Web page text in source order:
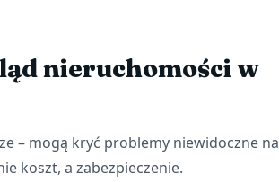
nieruchomości w
– mogą kryć problemy niewidoczne na
koszt, a zabezpieczenie.